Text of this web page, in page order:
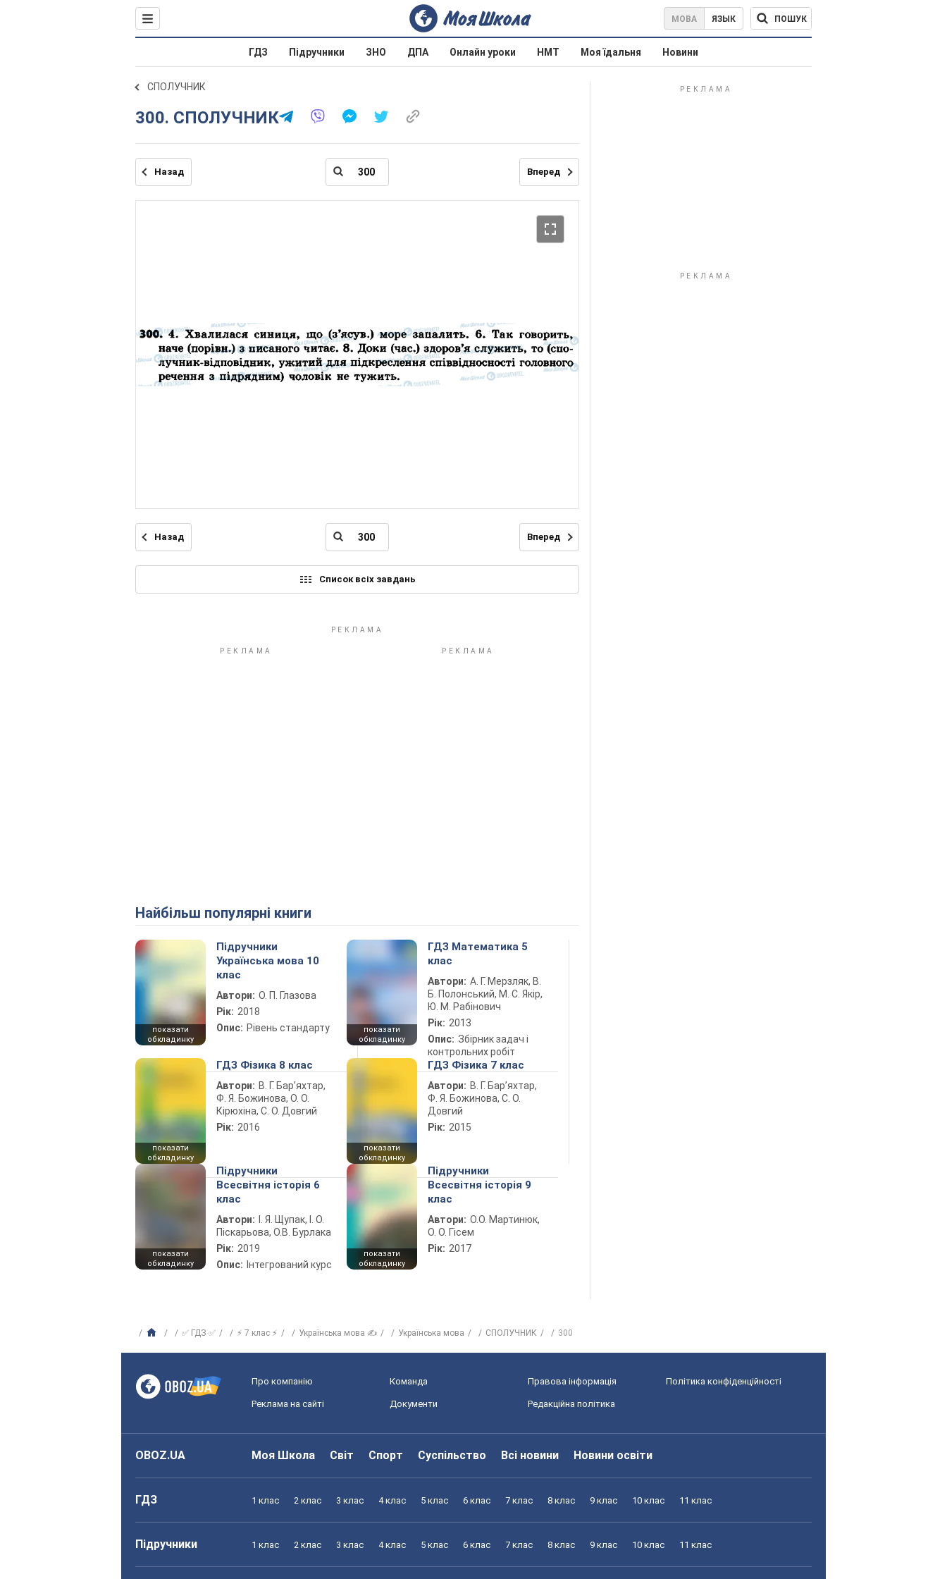
МОВА ЯЗЫК ПОШУК
ГДЗ Підручники ЗНО ДПА Онлайн уроки НМТ Моя їдальня Новини
СПОЛУЧНИК
300. СПОЛУЧНИК
Назад Вперед
Назад Вперед
Список всіх завдань
Найбільш популярні книги
показати
обкладинку
Підручники
Українська мова 10
клас
Автори: О. П. Глазова
Рік: 2018
Опис: Рівень стандарту
показати
обкладинку
ГДЗ Математика 5
клас
Автори: А. Г. Мерзляк, В.
Б. Полонський, М. С. Якір,
Ю. М. Рабінович
Рік: 2013
Опис: Збірник задач і
контрольних робіт
показати
обкладинку
ГДЗ Фізика 8 клас
Автори: В. Г. Бар’яхтар,
Ф. Я. Божинова, О. О.
Кірюхіна, С. О. Довгий
Рік: 2016
показати
обкладинку
ГДЗ Фізика 7 клас
Автори: В. Г. Бар’яхтар,
Ф. Я. Божинова, С. О.
Довгий
Рік: 2015
показати
обкладинку
Підручники
Всесвітня історія 6
клас
Автори:
І. Я. Щупак, І. О.
Піскарьова, О.В. Бурлака
Рік: 2019
Опис: Інтегрований курс
показати
обкладинку
Підручники
Всесвітня історія 9
клас
Автори: О.О. Мартинюк,
О. О. Гісем
Рік: 2017
✅ ГДЗ ✅ ⚡ 7 клас ⚡ Українська мова ✍ Українська мова СПОЛУЧНИК 300
Про компанію Команда Правова інформація Політика конфіденційності
Реклама на сайті Документи Редакційна політика
OBOZ.UA Моя Школа Світ Спорт Суспільство Всі новини Новини освіти
ГДЗ 1 клас 2 клас 3 клас 4 клас 5 клас 6 клас 7 клас 8 клас 9 клас 10 клас 11 клас
Підручники 1 клас 2 клас 3 клас 4 клас 5 клас 6 клас 7 клас 8 клас 9 клас 10 клас 11 клас